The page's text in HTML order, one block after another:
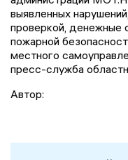
выявленных
проверкой, денежные
пожарной
местного
пресс-служба
Автор: